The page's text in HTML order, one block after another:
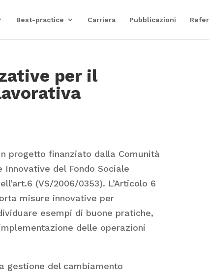
Best-practice Carriera Pubblicazioni
per il
progetto finanziato dalla Comunità
Innovative del Fondo Sociale
(VS/2006/0353). L’Articolo 6
misure innovative per
esempi di buone pratiche,
delle operazioni
gestione del cambiamento